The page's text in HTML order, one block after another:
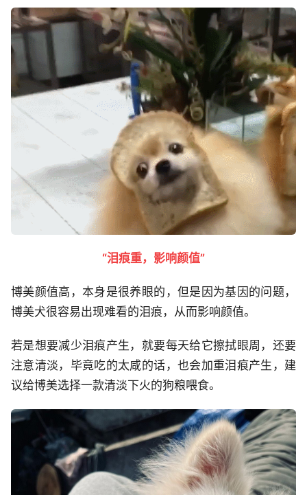
“泪痕重，影响颜值”
博美颜值高，本身是很养眼的，但是因为基因的问题，
博美犬很容易出现难看的泪痕，从而影响颜值。
若是想要减少泪痕产生，就要每天给它擦拭眼周，还要
注意清淡，毕竟吃的太咸的话，也会加重泪痕产生，建
议给博美选择一款清淡下火的狗粮喂食。